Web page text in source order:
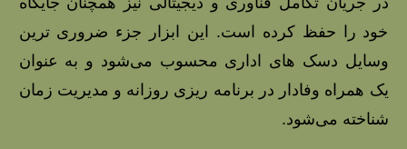
خود را حفظ کرده است. این ابزار جزء ضروری‌ ترین
وسایل دسک‌ های اداری محسوب می‌شود و به عنوان
یک همراه وفادار در برنامه‌ ریزی روزانه و مدیریت زمان
شناخته می‌شود.